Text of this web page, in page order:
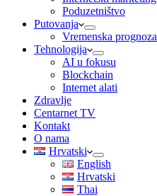
Poduzetništvo
Putovanja
Vremenska prognoza
Tehnologija
AI u fokusu
Blockchain
Internet alati
Zdravlje
Centarnet TV
Kontakt
O nama
Hrvatski
English
Hrvatski
Thai